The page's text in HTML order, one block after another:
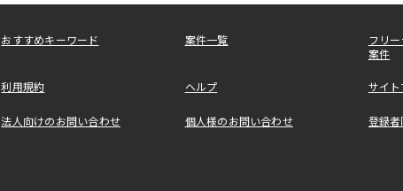
おすすめキーワード 案件一覧
フリ
案件
利用規約 ヘルプ サイ
法人向けのお問い合わせ 個人様のお問い合わせ 登録者